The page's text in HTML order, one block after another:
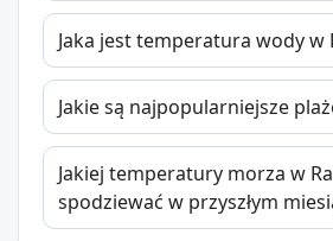
Jaka jest temperatura wody w
Jakie są najpopularniejsze
Jakiej temperatury morza w
spodziewać w przyszłym